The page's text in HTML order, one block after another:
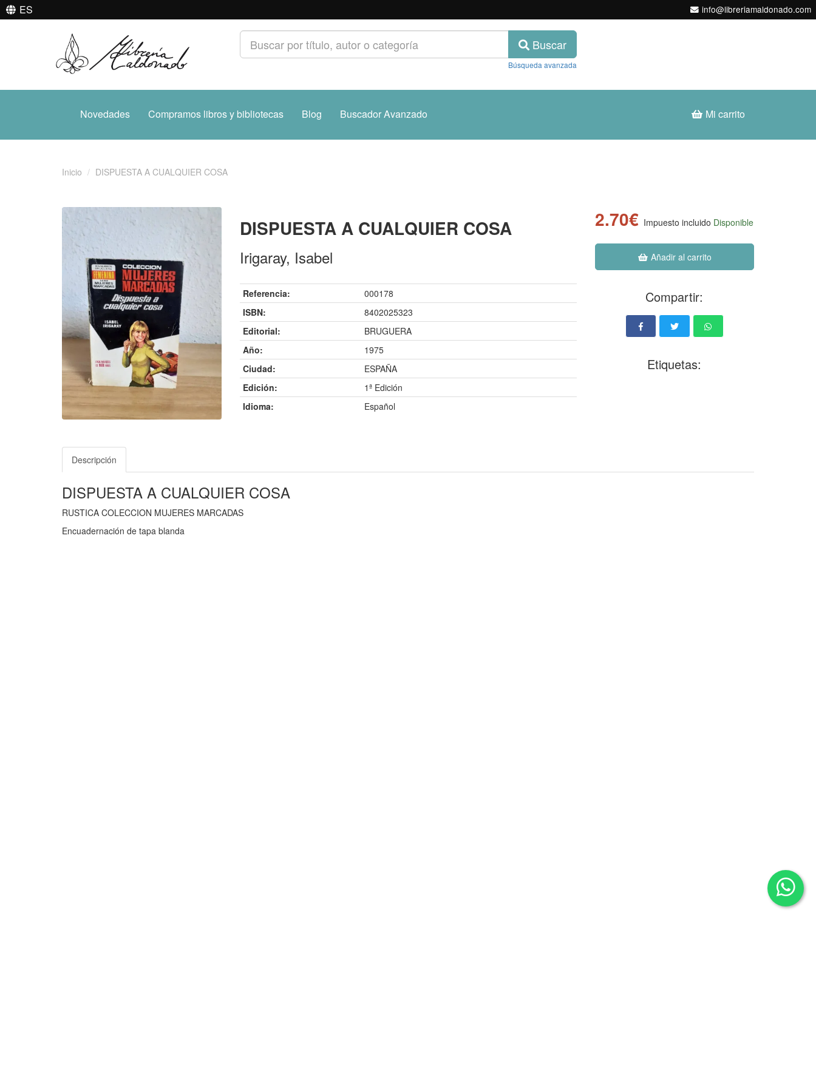
ES info@libreriamaldonado.com
Buscar
Búsqueda avanzada
Novedades Compramos libros y bibliotecas Blog Buscador Avanzado Mi carrito
Inicio DISPUESTA A CUALQUIER COSA
DISPUESTA A CUALQUIER COSA
Irigaray, Isabel
Referencia:
000178
ISBN:
8402025323
Editorial:
BRUGUERA
Año:
1975
Ciudad:
ESPAÑA
Edición:
1ª Edición
Idioma:
Español
2.70€ Impuesto incluido Disponible
Añadir al carrito
Compartir:
Etiquetas:
Descripción
DISPUESTA A CUALQUIER COSA
RUSTICA COLECCION MUJERES MARCADAS
Encuadernación de tapa blanda